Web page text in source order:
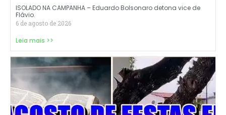
ISOLADO NA CAMPANHA – Eduardo Bolsonaro detona vice de
Flávio.
6 de agosto de 2026
Leia mais >>